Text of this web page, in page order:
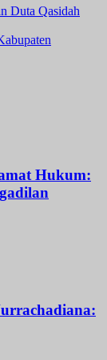
Duta Qasidah
Hukum: